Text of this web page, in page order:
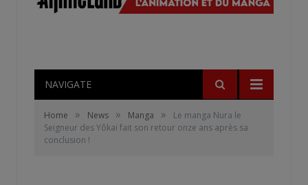
NAVIGATE
Home » News » Manga »
Le manga Nura le
Seigneur des Yôkai fait son retour onze ans après sa
conclusion !